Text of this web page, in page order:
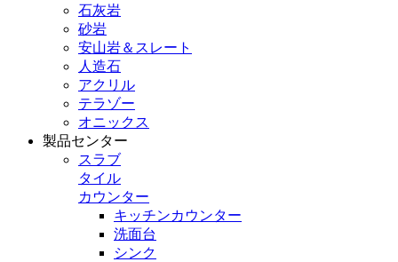
石灰岩
砂岩
安山岩＆スレート
人造石
アクリル
テラゾー
オニックス
製品センター
スラブ
タイル
カウンター
キッチンカウンター
洗面台
シンク